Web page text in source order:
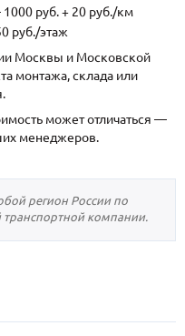
руб. + 20 руб./км
руб./этаж
Москвы и Московской
монтажа, склада или
может отличаться —
менеджеров.
регион России по
транспортной компании.